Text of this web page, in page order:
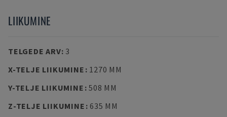
LIIKUMINE
TELGEDE ARV: 3
X-TELJE LIIKUMINE : 1270 MM
Y-TELJE LIIKUMINE :508 MM
Z-TELJE LIIKUMINE : 635 MM